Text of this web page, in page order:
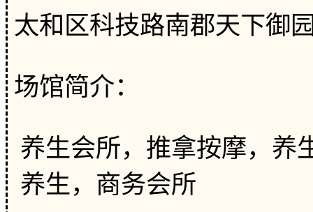
太和区科技路南郡天下御
场馆简介：
养生会所，推拿按摩，养
养生，商务会所